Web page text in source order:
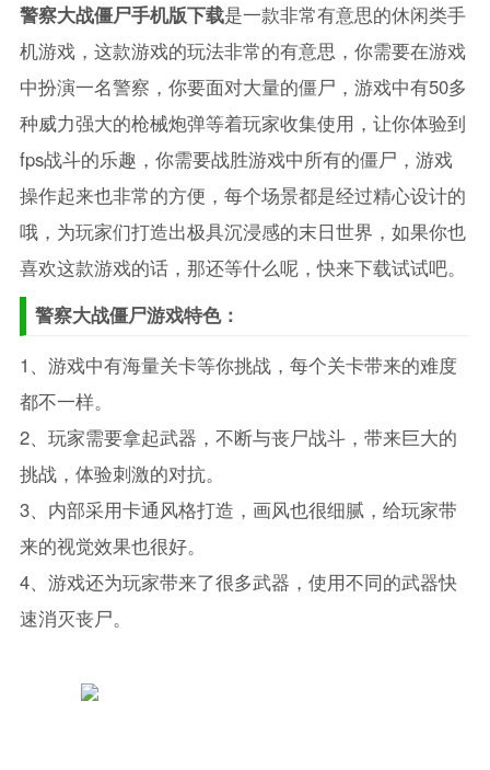
警察大战僵尸手机版下载是一款非常有意思的休闲类手
机游戏，这款游戏的玩法非常的有意思，你需要在游戏
中扮演一名警察，你要面对大量的僵尸，游戏中有50多
种威力强大的枪械炮弹等着玩家收集使用，让你体验到
fps战斗的乐趣，你需要战胜游戏中所有的僵尸，游戏
操作起来也非常的方便，每个场景都是经过精心设计的
哦，为玩家们打造出极具沉浸感的末日世界，如果你也
喜欢这款游戏的话，那还等什么呢，快来下载试试吧。
警察大战僵尸游戏特色：
1、游戏中有海量关卡等你挑战，每个关卡带来的难度
都不一样。
2、玩家需要拿起武器，不断与丧尸战斗，带来巨大的
挑战，体验刺激的对抗。
3、内部采用卡通风格打造，画风也很细腻，给玩家带
来的视觉效果也很好。
4、游戏还为玩家带来了很多武器，使用不同的武器快
速消灭丧尸。